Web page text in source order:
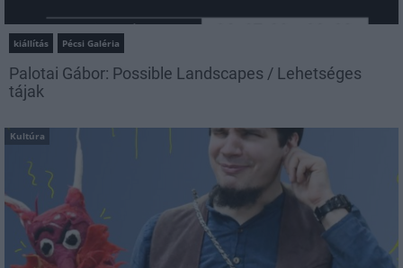
kiállítás Pécsi Galéria
Palotai Gábor: Possible Landscapes / Lehetséges
tájak
Kultúra